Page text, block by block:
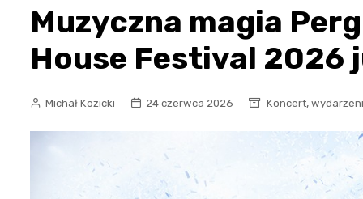
Wszystkie wpisy
we Wrocławiu
Co warto
Wrocławiu?
Muzyczna magia
House Festival 2026
Michał Kozicki 24 czerwca 2026 Koncert,